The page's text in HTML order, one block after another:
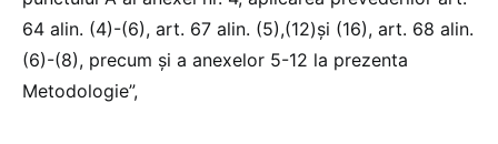
64 alin. (4)-(6), art. 67 alin. (5),(12)şi (16), art. 68 alin.
(6)-(8), precum şi a anexelor 5-12 la prezenta
Metodologie”,